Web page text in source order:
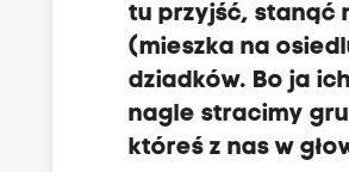
tu przyjść, stanąć
(mieszka na
dziadków. Bo ja
nagle stracimy
któreś z nas w